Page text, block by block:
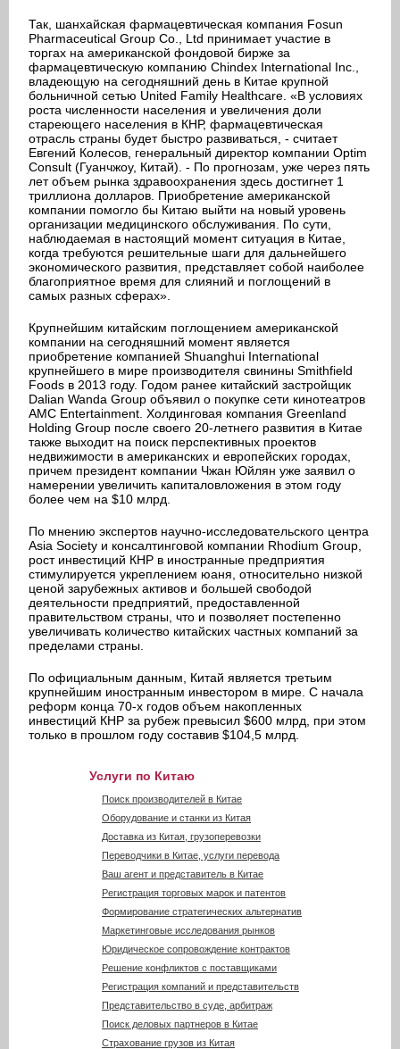
Так, шанхайская фармацевтическая компания Fosun
Pharmaceutical Group Co., Ltd принимает участие в
торгах на американской фондовой бирже за
фармацевтическую компанию Chindex International Inc.,
владеющую на сегодняшний день в Китае крупной
больничной сетью United Family Healthcare. «В условиях
роста численности населения и увеличения доли
стареющего населения в КНР, фармацевтическая
отрасль страны будет быстро развиваться, - считает
Евгений Колесов, генеральный директор компании Optim
Consult (Гуанчжоу, Китай). - По прогнозам, уже через пять
лет объем рынка здравоохранения здесь достигнет 1
триллиона долларов. Приобретение американской
компании помогло бы Китаю выйти на новый уровень
организации медицинского обслуживания. По сути,
наблюдаемая в настоящий момент ситуация в Китае,
когда требуются решительные шаги для дальнейшего
экономического развития, представляет собой наиболее
благоприятное время для слияний и поглощений в
самых разных сферах».
Крупнейшим китайским поглощением американской
компании на сегодняшний момент является
приобретение компанией Shuanghui International
крупнейшего в мире производителя свинины Smithfield
Foods в 2013 году. Годом ранее китайский застройщик
Dalian Wanda Group объявил о покупке сети кинотеатров
AMC Entertainment. Холдинговая компания Greenland
Holding Group после своего 20-летнего развития в Китае
также выходит на поиск перспективных проектов
недвижимости в американских и европейских городах,
причем президент компании Чжан Юйлян уже заявил о
намерении увеличить капиталовложения в этом году
более чем на $10 млрд.
По мнению экспертов научно-исследовательского центра
Asia Society и консалтинговой компании Rhodium Group,
рост инвестиций КНР в иностранные предприятия
стимулируется укреплением юаня, относительно низкой
ценой зарубежных активов и большей свободой
деятельности предприятий, предоставленной
правительством страны, что и позволяет постепенно
увеличивать количество китайских частных компаний за
пределами страны.
По официальным данным, Китай является третьим
крупнейшим иностранным инвестором в мире. С начала
реформ конца 70-х годов объем накопленных
инвестиций КНР за рубеж превысил $600 млрд, при этом
только в прошлом году составив $104,5 млрд.
Услуги по Китаю
Поиск производителей в Китае
Оборудование и станки из Китая
Доставка из Китая, грузоперевозки
Переводчики в Китае, услуги перевода
Ваш агент и представитель в Китае
Регистрация торговых марок и патентов
Формирование стратегических альтернатив
Маркетинговые исследования рынков
Юридическое сопровождение контрактов
Решение конфликтов с поставщиками
Регистрация компаний и представительств
Представительство в суде, арбитраж
Поиск деловых партнеров в Китае
Страхование грузов из Китая